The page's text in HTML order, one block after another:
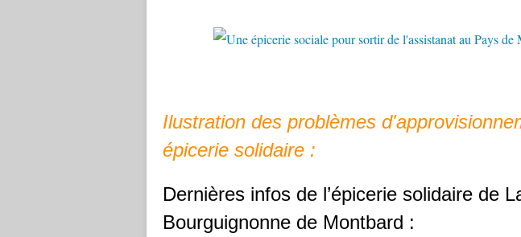
Ilustration des problèmes
épicerie solidaire :
Dernières infos de l’épicerie solidaire de
Bourguignonne de Montbard :